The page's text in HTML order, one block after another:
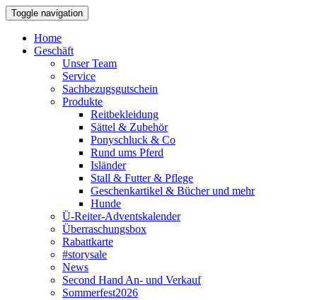
Toggle navigation
Home
Geschäft
Unser Team
Service
Sachbezugsgutschein
Produkte
Reitbekleidung
Sättel & Zubehör
Ponyschluck & Co
Rund ums Pferd
Isländer
Stall & Futter & Pflege
Geschenkartikel & Bücher und mehr
Hunde
Ü-Reiter-Adventskalender
Überraschungsbox
Rabattkarte
#storysale
News
Second Hand An- und Verkauf
Sommerfest2026